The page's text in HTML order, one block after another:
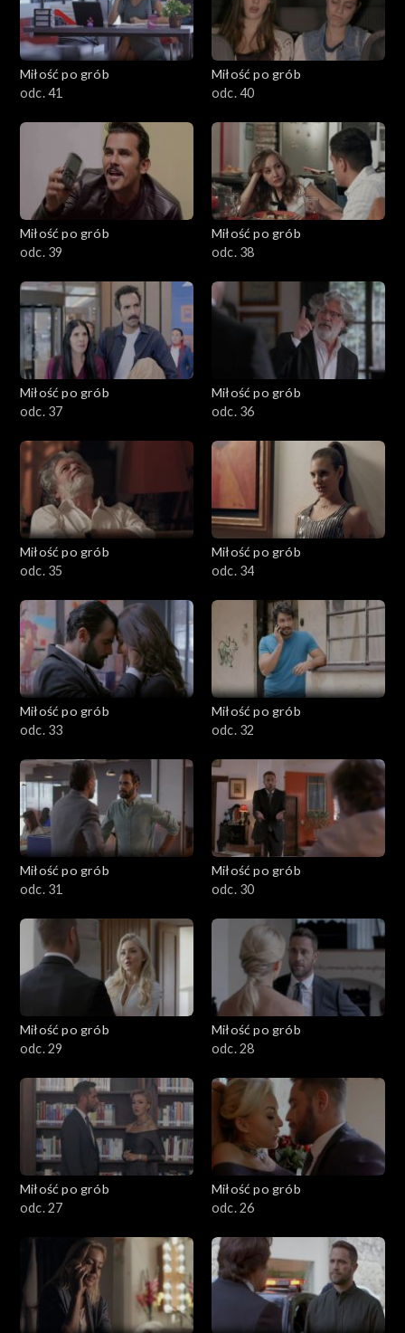
Miłość po grób
odc. 41
Miłość po grób
odc. 40
Miłość po grób
odc. 39
Miłość po grób
odc. 38
Miłość po grób
odc. 37
Miłość po grób
odc. 36
Miłość po grób
odc. 35
Miłość po grób
odc. 34
Miłość po grób
odc. 33
Miłość po grób
odc. 32
Miłość po grób
odc. 31
Miłość po grób
odc. 30
Miłość po grób
odc. 29
Miłość po grób
odc. 28
Miłość po grób
odc. 27
Miłość po grób
odc. 26